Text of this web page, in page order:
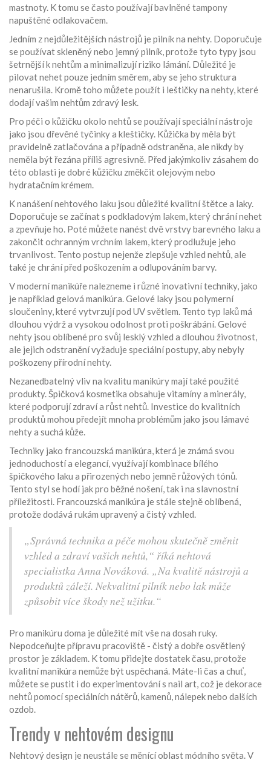
mastnoty. K tomu se často používají bavlněné tampony
napuštěné odlakovačem.
Jedním z nejdůležitějších nástrojů je pilník na nehty. Doporučuje
se používat skleněný nebo jemný pilník, protože tyto typy jsou
šetrnější k nehtům a minimalizují riziko lámání. Důležité je
pilovat nehet pouze jedním směrem, aby se jeho struktura
nenarušila. Kromě toho můžete použít i leštičky na nehty, které
dodají vašim nehtům zdravý lesk.
Pro péči o kůžičku okolo nehtů se používají speciální nástroje
jako jsou dřevěné tyčinky a kleštičky. Kůžička by měla být
pravidelně zatlačována a případně odstraněna, ale nikdy by
neměla být řezána příliš agresivně. Před jakýmkoliv zásahem do
této oblasti je dobré kůžičku změkčit olejovým nebo
hydratačním krémem.
K nanášení nehtového laku jsou důležité kvalitní štětce a laky.
Doporučuje se začínat s podkladovým lakem, který chrání nehet
a zpevňuje ho. Poté můžete nanést dvě vrstvy barevného laku a
zakončit ochranným vrchním lakem, který prodlužuje jeho
trvanlivost. Tento postup nejenže zlepšuje vzhled nehtů, ale
také je chrání před poškozením a odlupováním barvy.
V moderní manikúře nalezneme i různé inovativní techniky, jako
je například gelová manikúra. Gelové laky jsou polymerní
sloučeniny, které vytvrzují pod UV světlem. Tento typ laků má
dlouhou výdrž a vysokou odolnost proti poškrábání. Gelové
nehty jsou oblíbené pro svůj lesklý vzhled a dlouhou životnost,
ale jejich odstranění vyžaduje speciální postupy, aby nebyly
poškozeny přírodní nehty.
Nezanedbatelný vliv na kvalitu manikúry mají také použité
produkty. Špičková kosmetika obsahuje vitamíny a minerály,
které podporují zdraví a růst nehtů. Investice do kvalitních
produktů mohou předejít mnoha problémům jako jsou lámavé
nehty a suchá kůže.
Techniky jako francouzská manikúra, která je známá svou
jednoduchostí a elegancí, využívají kombinace bílého
špičkového laku a přirozených nebo jemně růžových tónů.
Tento styl se hodí jak pro běžné nošení, tak i na slavnostní
příležitosti. Francouzská manikúra je stále stejně oblíbená,
protože dodává rukám upravený a čistý vzhled.
„Správná technika a péče mohou skutečně změnit
vzhled a zdraví vašich nehtů,“ říká nehtová
specialistka Anna Nováková. „Na kvalitě nástrojů a
produktů záleží. Nekvalitní pilník nebo lak může
způsobit více škody než užitku.“
Pro manikúru doma je důležité mít vše na dosah ruky.
Nepodceňujte přípravu pracoviště - čistý a dobře osvětlený
prostor je základem. K tomu přidejte dostatek času, protože
kvalitní manikúra nemůže být uspěchaná. Máte-li čas a chuť,
můžete se pustit i do experimentování s nail art, což je dekorace
nehtů pomocí speciálních nátěrů, kamenů, nálepek nebo dalších
ozdob.
Trendy v nehtovém designu
Nehtový design je neustále se měnící oblast módního světa. V